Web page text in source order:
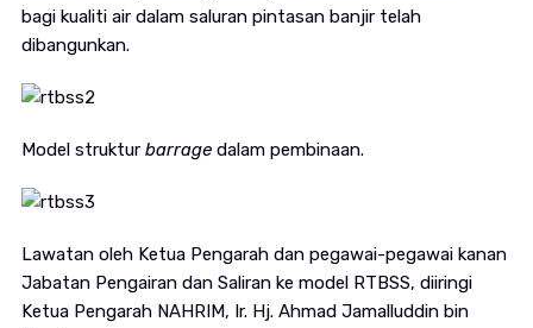
bagi kualiti air dalam saluran pintasan banjir telah
dibangunkan.
Model struktur barragedalam pembinaan.
Lawatan oleh Ketua Pengarah dan pegawai-pegawai kanan
Jabatan Pengairan dan Saliran ke model RTBSS, diiringi
Ketua Pengarah NAHRIM, Ir. Hj. Ahmad Jamalluddin bin